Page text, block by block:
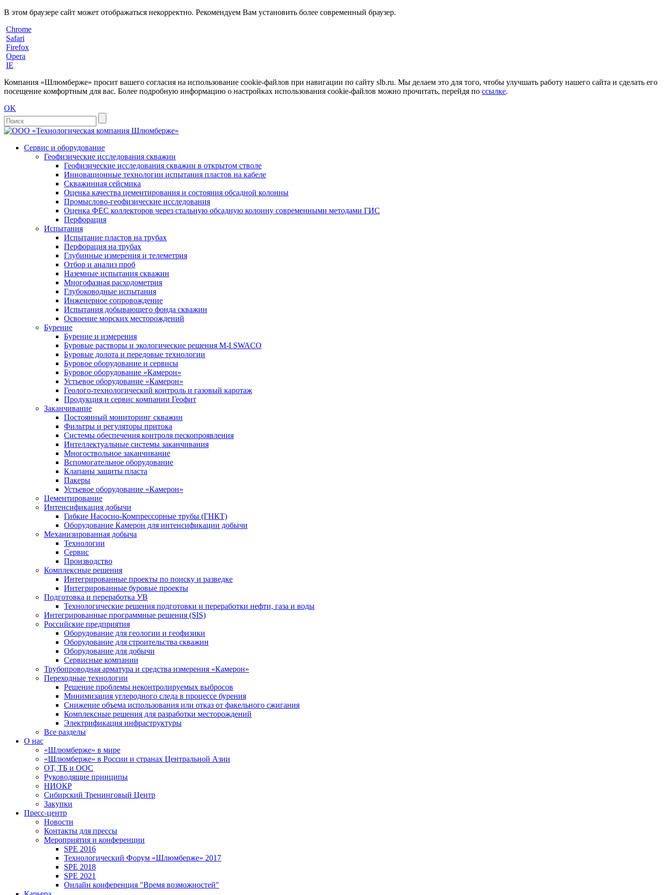
В этом браузере сайт может отображаться некорректно. Рекомендуем Вам установить более современный браузер.
Chrome
Safari
Firefox
Opera
IE
Компания «Шлюмберже» просит вашего согласия на использование cookie-файлов при навигации по сайту slb.ru. Мы делаем это для того, чтобы улучшать работу нашего сайта и сделать его
посещение комфортным для вас. Более подробную информацию о настройках использования cookie-файлов можно прочитать, перейдя по ссылке.
OK
Сервис и оборудование
Геофизические исследования скважин
Геофизические исследования скважин в открытом стволе
Инновационные технологии испытания пластов на кабеле
Скважинная сейсмика
Оценка качества цементирования и состояния обсадной колонны
Промыслово-геофизические исследования
Оценка ФЕС коллекторов через стальную обсадную колонну современными методами ГИС
Перфорация
Испытания
Испытание пластов на трубах
Перфорация на трубах
Глубинные измерения и телеметрия
Отбор и анализ проб
Наземные испытания скважин
Многофазная расходометрия
Глубоководные испытания
Инженерное сопровождение
Испытания добывающего фонда скважин
Освоение морских месторождений
Бурение
Бурение и измерения
Буровые растворы и экологические решения M-I SWACO
Буровые долота и передовые технологии
Буровое оборудование и сервисы
Буровое оборудование «Камерон»
Устьевое оборудование «Камерон»
Геолого-технологический контроль и газовый каротаж
Продукция и сервис компании Геофит
Заканчивание
Постоянный мониторинг скважин
Фильтры и регуляторы притока
Cистемы обеспечения контроля пескопроявления
Интеллектуальные системы заканчивания
Многоствольное заканчивание
Вспомогательное оборудование
Клапаны защиты пласта
Пакеры
Устьевое оборудование «Камерон»
Цементирование
Интенсификация добычи
Гибкие Насосно-Компрессорные трубы (ГНКТ)
Оборудование Камерон для интенсификации добычи
Механизированная добыча
Технологии
Сервис
Производство
Комплексные решения
Интегрированные проекты по поиску и разведке
Интегрированные буровые проекты
Подготовка и переработка УВ
Технологические решения подготовки и переработки нефти, газа и воды
Интегрированные программные решения (SIS)
Российские предприятия
Оборудование для геологии и геофизики
Оборудование для строительства скважин
Оборудование для добычи
Сервисные компании
Трубопроводная арматура и средства измерения «Камерон»
Переходные технологии
Решение проблемы неконтролируемых выбросов
Минимизация углеродного следа в процессе бурения
Снижение объема использования или отказ от факельного сжигания
Комплексные решения для разработки месторождений
Электрификация инфраструктуры
Все разделы
О нас
«Шлюмберже» в мире
«Шлюмберже» в России и странах Центральной Азии
ОТ, ТБ и ООС
Руководящие принципы
НИОКР
Сибирский Тренинговый Центр
Закупки
Пресс-центр
Новости
Контакты для прессы
Мероприятия и конференции
SPE 2016
Технологический Форум «Шлюмберже» 2017
SPE 2018
SPE 2021
Онлайн конференция "Время возможностей"